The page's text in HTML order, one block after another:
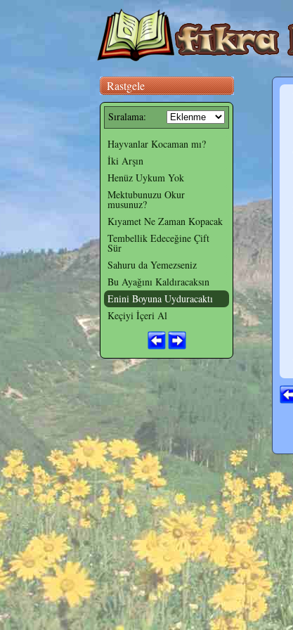
Rastgele
Sıralama:
Hayvanlar Kocaman mı?
İki Arşın
Henüz Uykum Yok
Mektubunuzu Okur
musunuz?
Kıyamet Ne Zaman Kopacak
Tembellik Edeceğine Çift
Sür
Sahuru da Yemezseniz
Bu Ayağını Kaldıracaksın
Enini Boyuna Uyduracaktı
Keçiyi İçeri Al